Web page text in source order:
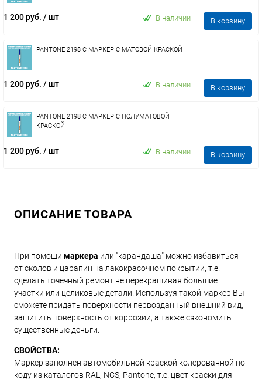
1 200 руб. / шт В наличии В корзину
PANTONE 2198 C МАРКЕР С МАТОВОЙ КРАСКОЙ
1 200 руб. / шт В наличии В корзину
PANTONE 2198 C МАРКЕР С ПОЛУМАТОВОЙ
КРАСКОЙ
1 200 руб. / шт В наличии В корзину
ОПИСАНИЕ ТОВАРА
При помощи маркера или "карандаша" можно избавиться
от сколов и царапин на лакокрасочном покрытии, т.е.
сделать точечный ремонт не перекрашивая большие
участки или целиковые детали. Используя такой маркер Вы
сможете придать поверхности первозданный внешний вид,
защитить поверхность от коррозии, а также сэкономить
существенные деньги.
СВОЙСТВА:
Маркер заполнен автомобильной краской колерованной по
коду из каталогов RAL, NCS, Pantone, т.е. цвет краски для